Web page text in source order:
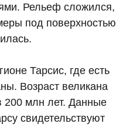
Рельеф сложился,
под поверхностью
Тарсис, где есть
Возраст великана
200 млн лет. Данные
свидетельствуют